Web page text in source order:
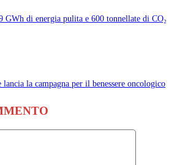
GWh di energia pulita e 600 tonnellate di CO₂
la campagna per il benessere oncologico